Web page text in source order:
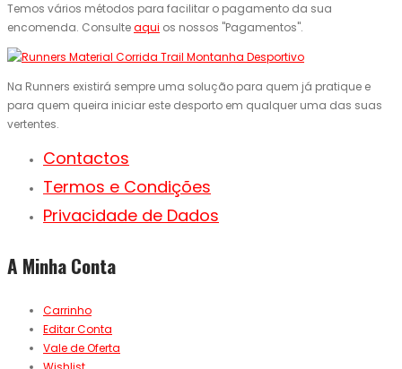
Temos vários métodos para facilitar o pagamento da sua
encomenda. Consulteaqui os nossos "Pagamentos".
Na Runners existirá sempre uma solução para quem já pratique e
para quem queira iniciar este desporto em qualquer uma das suas
vertentes.
Contactos
Termos e Condições
Privacidade de Dados
A Minha Conta
Carrinho
Editar Conta
Vale de Oferta